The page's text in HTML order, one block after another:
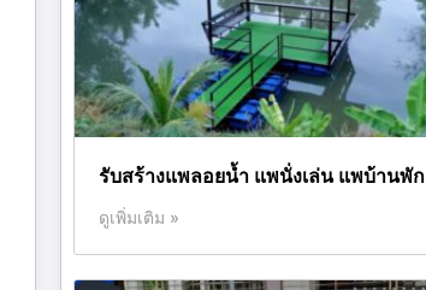
รับสร้างแพลอยน้ำ แพนั่งเล่น แพบ้านพัก
ดูเพิ่มเติม »